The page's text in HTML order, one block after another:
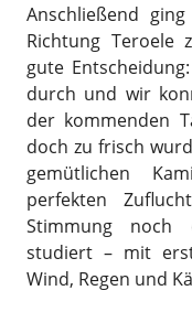
Anschließend
Richtung Teroele
gute
durch und wir
der kommenden
doch zu frisch
gemütlichen
perfekten
Stimmung noch
studiert – mit
Wind, Regen und